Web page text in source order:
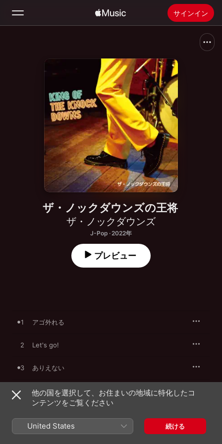
サインイン
新着おすすめ
Apple Musicをインストール
ザ・ノックダウンズの王将
ザ・ノックダウンズ
J-Pop · 2022年
プレビュー
1 アゴ外れる
2 Let's go!
3 ありえない
4 貧乏
6 赤池ディスコ
他の国を選択して、お住まいの地域に特化したコ
ンテンツをご覧ください
United States 続ける